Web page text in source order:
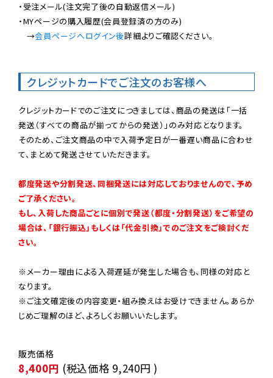
・受注メール(注文完了後の自動返信メール)
・MYページの購入履歴(会員登録済の方のみ)
→会員ページへログイン後詳細よりご確認ください。
クレジットカードでご注文のお客様へ
クレジットカードでのご注文につきましては、商品の発送は「一括
発送（すべての商品が揃ってからの発送）」のみ対応となります。
そのため、ご注文商品の中で入荷予定日が一番遅い商品に合わせ
て、まとめて発送させていただきます。
都度発送や分割発送、同梱発送には対応しておりませんので、予め
ご了承ください。
もし、入荷した商品ごとに個別で発送（都度・分割発送）をご希望の
場合は、「銀行振込」もしくは「代金引換」でのご注文をご検討くだ
さい。
※メーカー理由による入荷遅延が発生した場合も、同様の対応と
なります。
※ご注文確定後の内容変更・組み換えはお受けできません。あらか
じめご理解のほど、よろしくお願いいたします。
8,400円 (税込価格 9,240円 )